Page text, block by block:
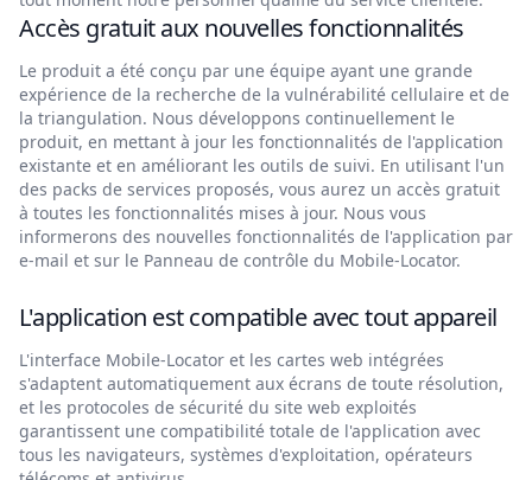
Accès gratuit aux nouvelles fonctionnalités
Le produit a été conçu par une équipe ayant une grande
expérience de la recherche de la vulnérabilité cellulaire et de
la triangulation. Nous développons continuellement le
produit, en mettant à jour les fonctionnalités de l'application
existante et en améliorant les outils de suivi. En utilisant l'un
des packs de services proposés, vous aurez un accès gratuit
à toutes les fonctionnalités mises à jour. Nous vous
informerons des nouvelles fonctionnalités de l'application par
e-mail et sur le Panneau de contrôle du Mobile-Locator.
L'application est compatible avec tout appareil
L'interface Mobile-Locator et les cartes web intégrées
s'adaptent automatiquement aux écrans de toute résolution,
et les protocoles de sécurité du site web exploités
garantissent une compatibilité totale de l'application avec
tous les navigateurs, systèmes d'exploitation, opérateurs